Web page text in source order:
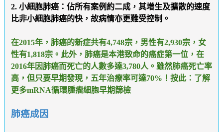
2. 小細胞肺癌：佔所有案例約二成，其增生及擴散的速度
比非小細胞肺癌的快，故病情亦更難受控制。
在2015年，肺癌的新症共有4,748宗，男性有2,930宗，女
性有1,818宗。此外，肺癌是本港致命的癌症第一位，在
2016年因肺癌而死亡的人數多達3,780人。雖然肺癌死亡率
高，但只要早期發現，五年治療率可達70%！ 按此：了解
更多mRNA循環腫瘤細胞早期篩檢
肺癌成因